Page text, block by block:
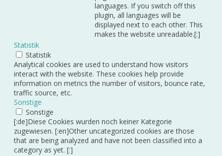
languages. If you switch off this
plugin, all languages will be
displayed next to each other. This
makes the website unreadable.[:]
Statistik
Statistik
Analytical cookies are used to understand how visitors
interact with the website. These cookies help provide
information on metrics the number of visitors, bounce rate,
traffic source, etc.
Sonstige
Sonstige
[:de]Diese Cookies wurden noch keiner Kategorie
zugewiesen. [:en]Other uncategorized cookies are those
that are being analyzed and have not been classified into a
category as yet. [:]